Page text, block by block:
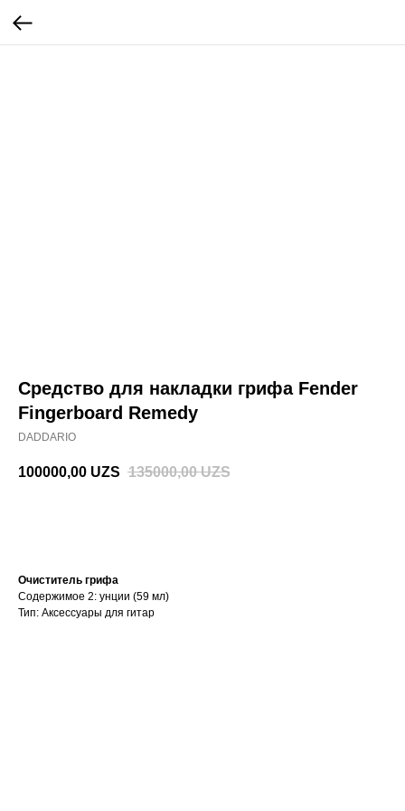
Средство для накладки грифа Fender
Fingerboard Remedy
DADDARIO
100000,00 UZS 135000,00 UZS
Очиститель грифа
Содержимое 2: унции (59 мл)
Тип: Аксессуары для гитар